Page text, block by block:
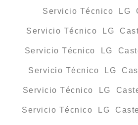
Servicio Técnico LG
Servicio Técnico LG
Servicio Técnico LG
Servicio Técnico LG
Servicio Técnico LG
Servicio Técnico LG